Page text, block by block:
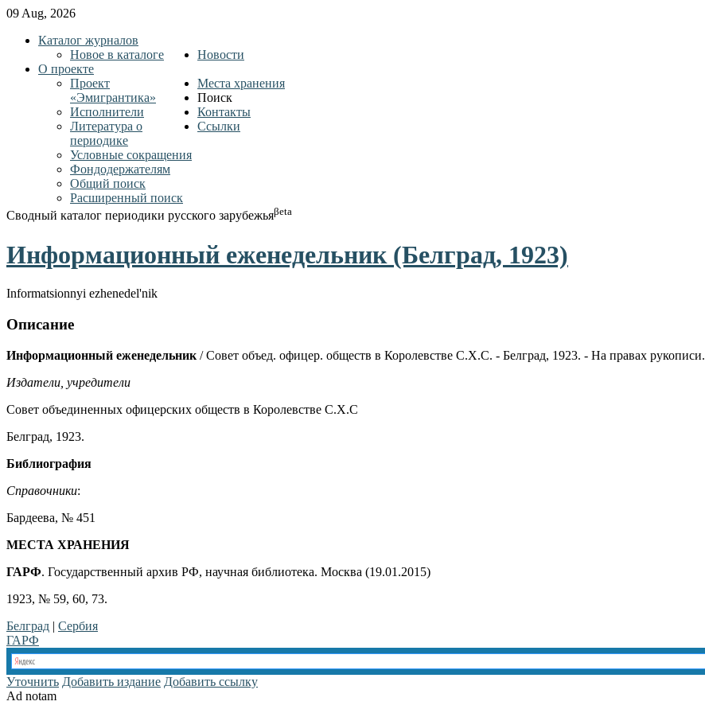
09 Aug, 2026
Каталог журналов
Новое в каталоге
Новости
О проекте
Проект
«Эмигрантика»
Исполнители
Литература о
периодике
Условные сокращения
Фондодержателям
Места хранения
Поиск
Общий поиск
Расширенный поиск
Контакты
Ссылки
Сводный каталог периодики русского зарубежьяβeta
Информационный еженедельник (Белград, 1923)
Informatsionnyi ezhenedel'nik
Описание
Информационный еженедельник / Совет объед. офицер. обществ в Королевстве С.Х.С. - Белград, 1923. - На правах рукописи.
Издатели, учредители
Совет объединенных офицерских обществ в Королевстве С.Х.С
Белград, 1923.
Библиография
Справочники:
Бардеева, № 451
МЕСТА ХРАНЕНИЯ
ГАРФ. Государственный архив РФ, научная библиотека. Москва (19.01.2015)
1923, № 59, 60, 73.
Белград | Сербия
ГАРФ
Уточнить Добавить издание Добавить ссылку
Ad notam